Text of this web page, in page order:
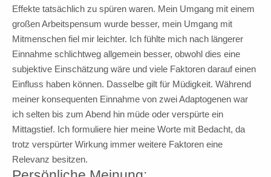
Effekte tatsächlich zu spüren waren. Mein Umgang mit einem
großen Arbeitspensum wurde besser, mein Umgang mit
Mitmenschen fiel mir leichter. Ich fühlte mich nach längerer
Einnahme schlichtweg allgemein besser, obwohl dies eine
subjektive Einschätzung wäre und viele Faktoren darauf einen
Einfluss haben können. Dasselbe gilt für Müdigkeit. Während
meiner konsequenten Einnahme von zwei Adaptogenen war
ich selten bis zum Abend hin müde oder verspürte ein
Mittagstief. Ich formuliere hier meine Worte mit Bedacht, da
trotz verspürter Wirkung immer weitere Faktoren eine
Relevanz besitzen.